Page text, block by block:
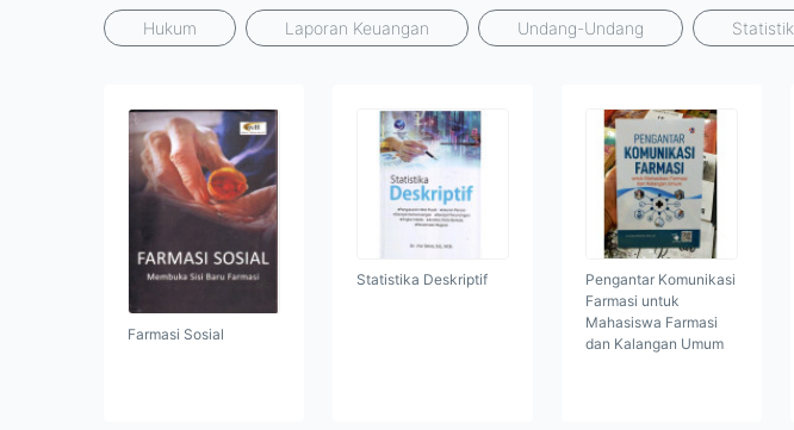
Hukum Laporan Keuangan Undang-Undang
Farmasi Sosial
Statistika Deskriptif
Pengantar Komunikasi
Farmasi untuk
Mahasiswa Farmasi
dan Kalangan Umum